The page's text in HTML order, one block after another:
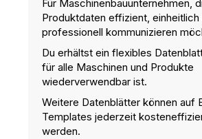
Für Maschinenbauunternehmen,
Produktdaten effizient, einheitlich
professionell kommunizieren
Du erhältst ein flexibles
für alle Maschinen und Produkte
wiederverwendbar ist.
Weitere Datenblätter können auf
Templates jederzeit
werden.